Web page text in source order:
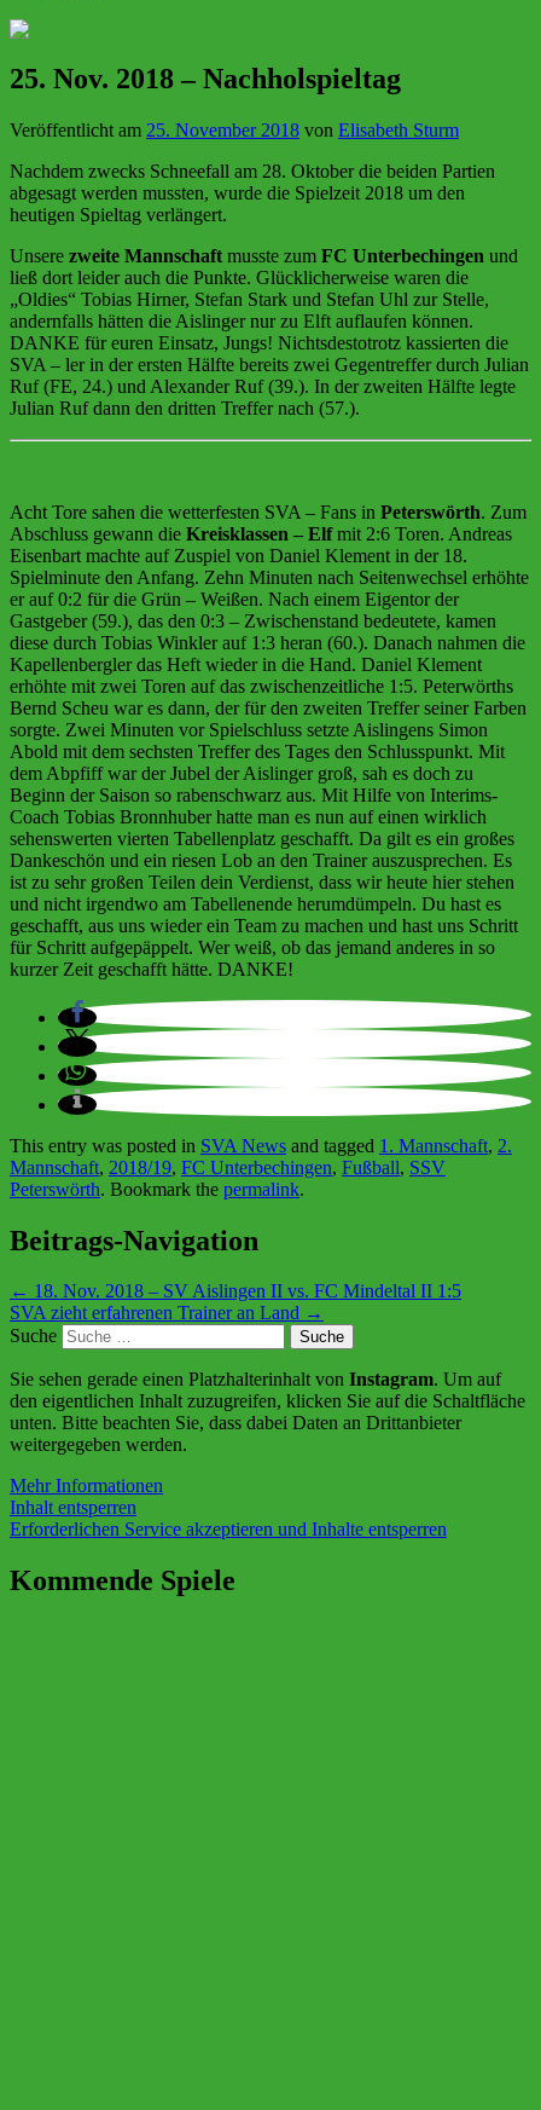
25. Nov. 2018 – Nachholspieltag
Veröffentlicht am 25. November 2018 von Elisabeth Sturm
Nachdem zwecks Schneefall am 28. Oktober die beiden Partien
abgesagt werden mussten, wurde die Spielzeit 2018 um den
heutigen Spieltag verlängert.
Unsere zweite Mannschaft musste zum FC Unterbechingen und
ließ dort leider auch die Punkte. Glücklicherweise waren die
„Oldies“ Tobias Hirner, Stefan Stark und Stefan Uhl zur Stelle,
andernfalls hätten die Aislinger nur zu Elft auflaufen können.
DANKE für euren Einsatz, Jungs! Nichtsdestotrotz kassierten die
SVA – ler in der ersten Hälfte bereits zwei Gegentreffer durch Julian
Ruf (FE, 24.) und Alexander Ruf (39.). In der zweiten Hälfte legte
Julian Ruf dann den dritten Treffer nach (57.).
Acht Tore sahen die wetterfesten SVA – Fans in Peterswörth. Zum
Abschluss gewann die Kreisklassen – Elfmit 2:6 Toren. Andreas
Eisenbart machte auf Zuspiel von Daniel Klement in der 18.
Spielminute den Anfang. Zehn Minuten nach Seitenwechsel erhöhte
er auf 0:2 für die Grün – Weißen. Nach einem Eigentor der
Gastgeber (59.), das den 0:3 – Zwischenstand bedeutete, kamen
diese durch Tobias Winkler auf 1:3 heran (60.). Danach nahmen die
Kapellenbergler das Heft wieder in die Hand. Daniel Klement
erhöhte mit zwei Toren auf das zwischenzeitliche 1:5. Peterwörths
Bernd Scheu war es dann, der für den zweiten Treffer seiner Farben
sorgte. Zwei Minuten vor Spielschluss setzte Aislingens Simon
Abold mit dem sechsten Treffer des Tages den Schlusspunkt. Mit
dem Abpfiff war der Jubel der Aislinger groß, sah es doch zu
Beginn der Saison so rabenschwarz aus. Mit Hilfe von Interims-
Coach Tobias Bronnhuber hatte man es nun auf einen wirklich
sehenswerten vierten Tabellenplatz geschafft. Da gilt es ein großes
Dankeschön und ein riesen Lob an den Trainer auszusprechen. Es
ist zu sehr großen Teilen dein Verdienst, dass wir heute hier stehen
und nicht irgendwo am Tabellenende herumdümpeln. Du hast es
geschafft, aus uns wieder ein Team zu machen und hast uns Schritt
für Schritt aufgepäppelt. Wer weiß, ob das jemand anderes in so
kurzer Zeit geschafft hätte. DANKE!
This entry was posted in SVA News and tagged 1. Mannschaft, 2.
Mannschaft, 2018/19, FC Unterbechingen, Fußball, SSV
Peterswörth. Bookmark the permalink.
Beitrags-Navigation
← 18. Nov. 2018 – SV Aislingen II vs. FC Mindeltal II 1:5
SVA zieht erfahrenen Trainer an Land →
Suche
Sie sehen gerade einen Platzhalterinhalt von Instagram. Um auf
den eigentlichen Inhalt zuzugreifen, klicken Sie auf die Schaltfläche
unten. Bitte beachten Sie, dass dabei Daten an Drittanbieter
weitergegeben werden.
Mehr Informationen
Inhalt entsperren
Erforderlichen Service akzeptieren und Inhalte entsperren
Kommende Spiele